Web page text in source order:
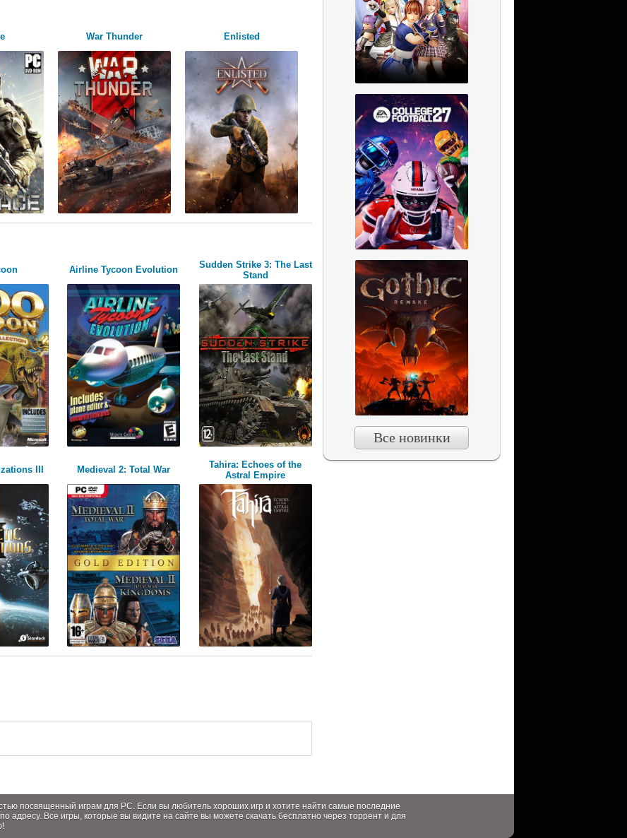
War Thunder Enlisted
Airline Tycoon Evolution
Sudden Strike 3: The Last
Stand
III Medieval 2: Total War
Tahira: Echoes of the
Astral Empire
Все новинки
посвященный играм для PC. Если вы любитель хороших игр и хотите найти самые последние
адресу. Все игры, которые вы видите на сайте вы можете скачать бесплатно через торрент и для